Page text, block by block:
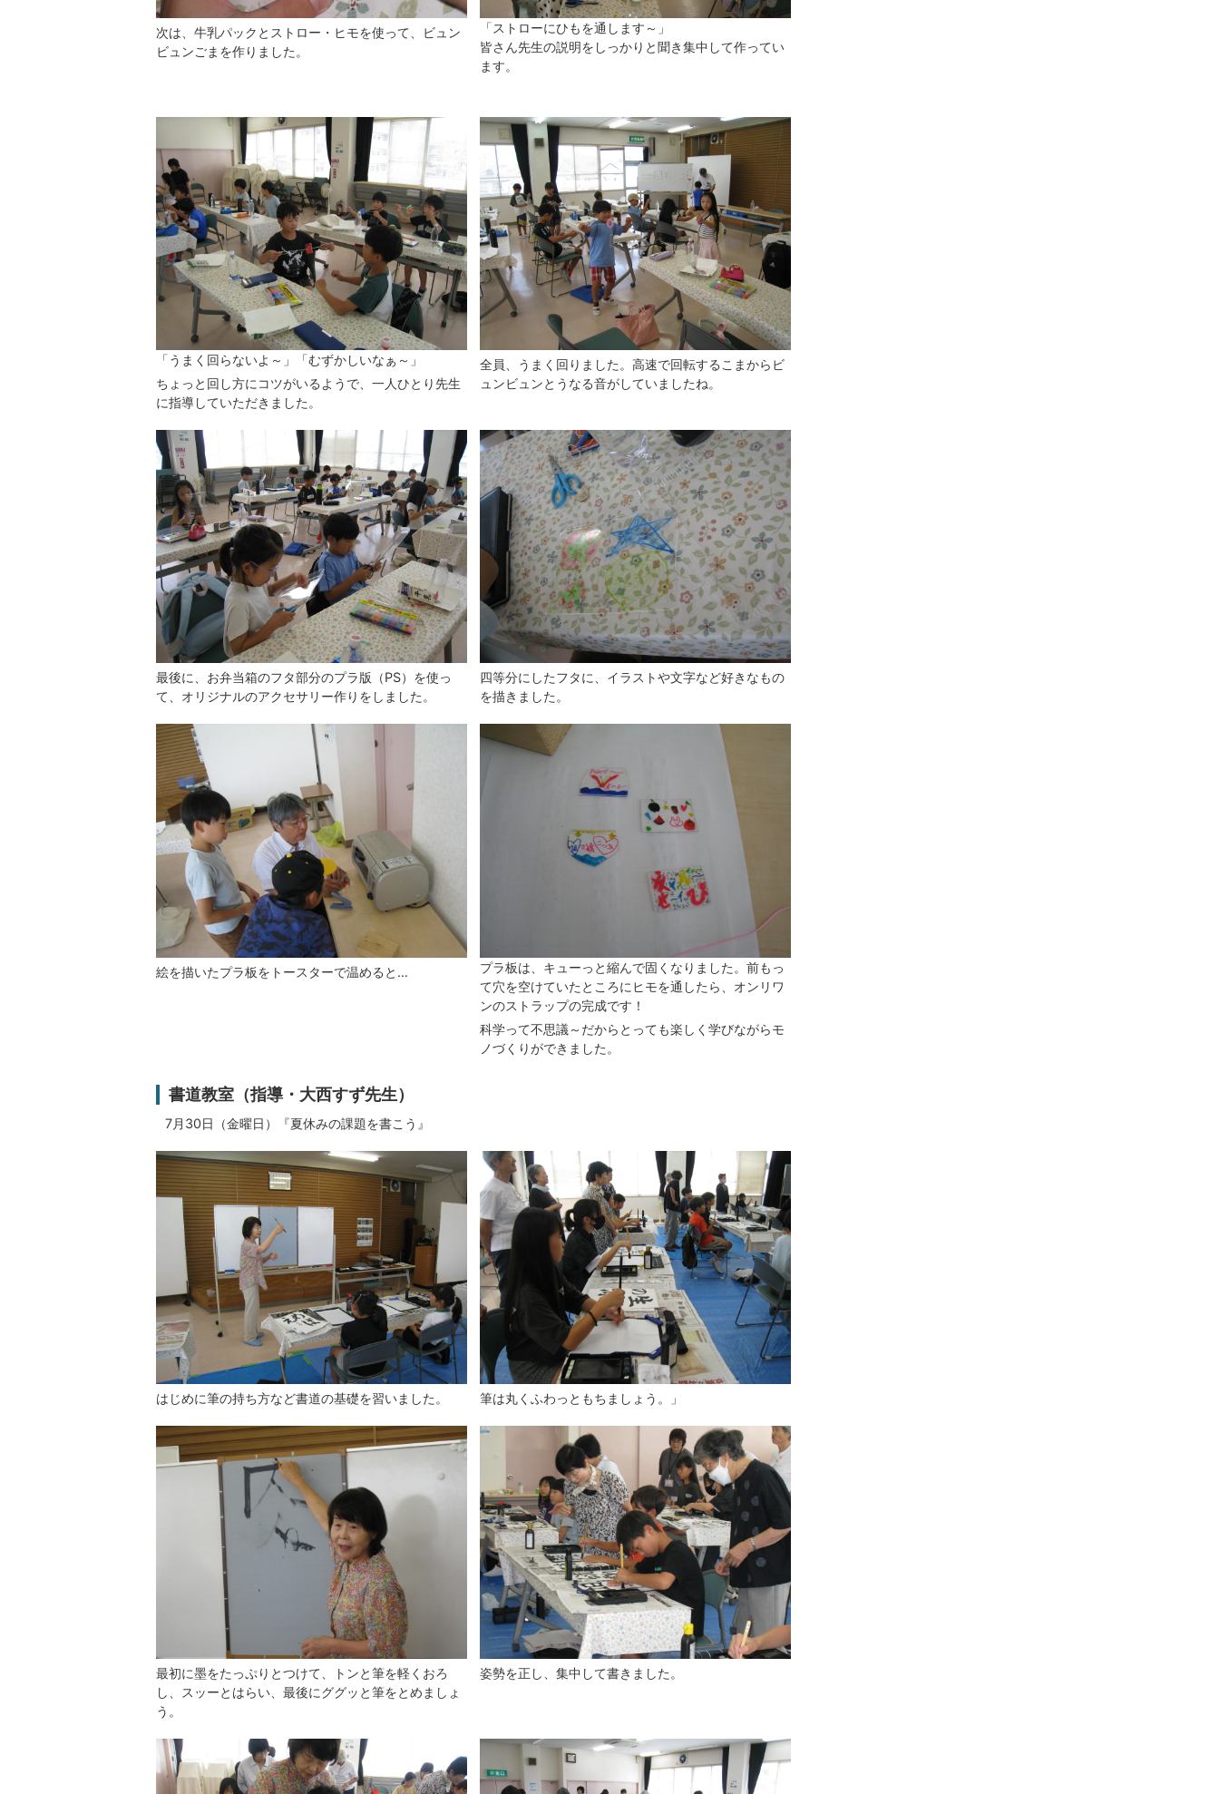
次は、牛乳パックとストロー・ヒモを使って、ビュン
ビュンごまを作りました。
「ストローにひもを通します～」
皆さん先生の説明をしっかりと聞き集中して作ってい
ます。
「うまく回らないよ～」「むずかしいなぁ～」
ちょっと回し方にコツがいるようで、一人ひとり先生
に指導していただきました。
全員、うまく回りました。高速で回転するこまからビ
ュンビュンとうなる音がしていましたね。
最後に、お弁当箱のフタ部分のプラ版（PS）を使っ
て、オリジナルのアクセサリー作りをしました。
四等分にしたフタに、イラストや文字など好きなもの
を描きました。
絵を描いたプラ板をトースターで温めると…
プラ板は、キューっと縮んで固くなりました。前もっ
て穴を空けていたところにヒモを通したら、オンリワ
ンのストラップの完成です！
科学って不思議～だからとっても楽しく学びながらモ
ノづくりができました。
書道教室（指導・大西すず先生）
7月30日（金曜日）『夏休みの課題を書こう』
はじめに筆の持ち方など書道の基礎を習いました。 筆は丸くふわっともちましょう。」
最初に墨をたっぷりとつけて、トンと筆を軽くおろ
し、スッーとはらい、最後にググッと筆をとめましょ
う。
姿勢を正し、集中して書きました。